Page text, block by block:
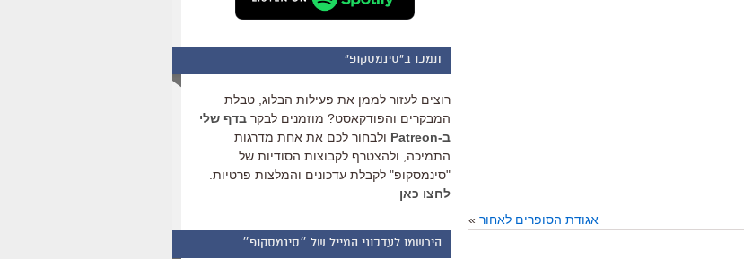
אגודת הסופרים לאחור »
תמכו ב"סינמסקופ"
רוצים לעזור לממן את פעילות הבלוג, טבלת
המבקרים והפודקאסט? מוזמנים לבקר בדף שלי
ב-Patreon
ולבחור לכם את אחת מדרגות
התמיכה, ולהצטרף לקבוצות הסודיות של
"סינמסקופ" לקבלת עדכונים והמלצות פרטיות.
לחצו כאן
הירשמו לעדכוני המייל של ״סינמסקופ״